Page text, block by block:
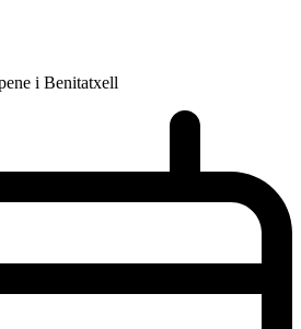
i Benitatxell